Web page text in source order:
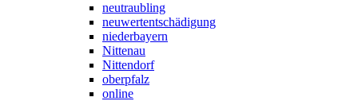
neutraubling
neuwertentschädigung
niederbayern
Nittenau
Nittendorf
oberpfalz
online